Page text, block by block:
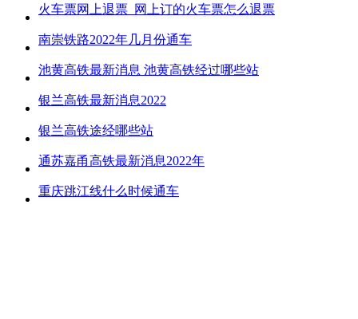
火车票网上退票_网上订的火车票怎么退票
南崇铁路2022年几月份通车
池黄高铁最新消息 池黄高铁经过哪些站
银兰高铁最新消息2022
银兰高铁途经哪些站
通苏嘉甬高铁最新消息2022年
重庆跳江线什么时候通车